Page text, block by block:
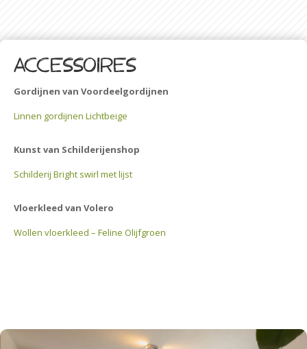
Accessoires
Gordijnen van Voordeelgordijnen
Linnen gordijnen Lichtbeige
Kunst van Schilderijenshop
Schilderij Bright swirl met lijst
Vloerkleed van Volero
Wollen vloerkleed – Feline Olijfgroen